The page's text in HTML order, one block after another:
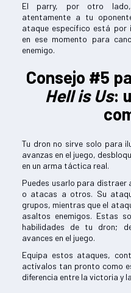
El parry, por otro lado,
atentamente a tu
ataque específico está por
en ese momento para
enemigo.
Consejo #5
Hell is Us:
Tu dron no sirve solo para
avanzas en el juego,
en un arma táctica real.
Puedes usarlo para distraer
o atacas a otros. Su
grupos, mientras que el
asaltos enemigos. Estas
habilidades de tu dron;
avances en el juego.
Equipa estos ataques,
actívalos tan pronto como
diferencia entre la victoria y